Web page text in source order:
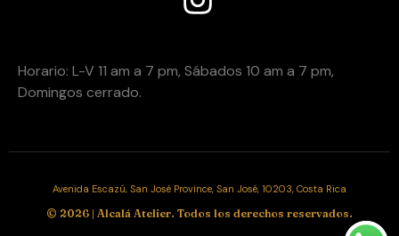
Horario: L-V 11 am a 7 pm, Sábados 10 am a 7 pm,
Domingos cerrado.
© 2026 | Alcalá Atelier. Todos los derechos reservados.
Avenida Escazú, San José Province, San José, 10203, Costa Rica